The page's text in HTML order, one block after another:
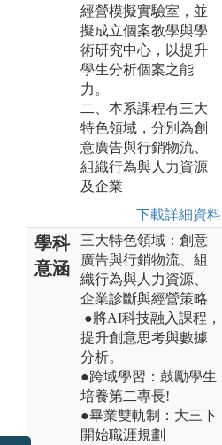
經營模擬實驗室，並
擬成立個案教學與學
術研究中心，以提升
學生分析個案之能
力。
二、本系課程有三大
特色領域，分別為創
意廣告與行銷物流、
組織行為與人力資源
及企業
下載詳細資料
學科
意涵
三大特色領域：創意
廣告與行銷物流、組
織行為與人力資源、
企業診斷與經營策略
●將AI科技融入課程，
提升創意思考與數據
分析。
●跨域學習：鼓勵學生
培養第二專長!
●畢業雙軌制：大三下
開始職涯規劃